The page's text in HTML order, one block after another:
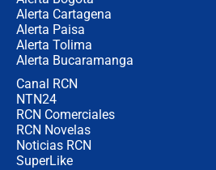
Alerta Cartagena
Alerta Paisa
Alerta Tolima
Alerta Bucaramanga
Canal RCN
NTN24
RCN Comerciales
RCN Novelas
Noticias RCN
SuperLike